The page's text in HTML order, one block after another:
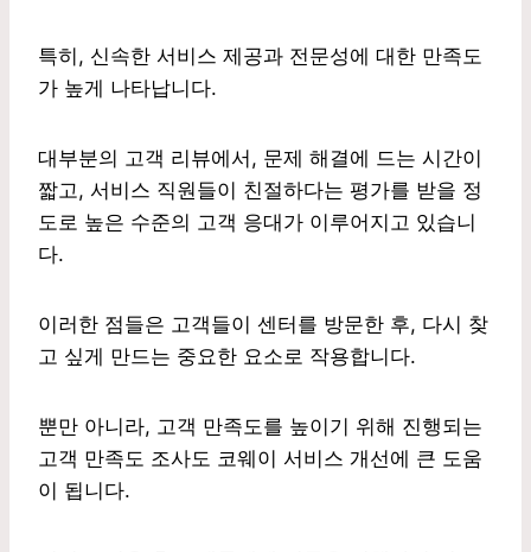
특히, 신속한 서비스 제공과 전문성에 대한 만족도
가 높게 나타납니다.
대부분의 고객 리뷰에서, 문제 해결에 드는 시간이
짧고, 서비스 직원들이 친절하다는 평가를 받을 정
도로 높은 수준의 고객 응대가 이루어지고 있습니
다.
이러한 점들은 고객들이 센터를 방문한 후, 다시 찾
고 싶게 만드는 중요한 요소로 작용합니다.
뿐만 아니라, 고객 만족도를 높이기 위해 진행되는
고객 만족도 조사도 코웨이 서비스 개선에 큰 도움
이 됩니다.